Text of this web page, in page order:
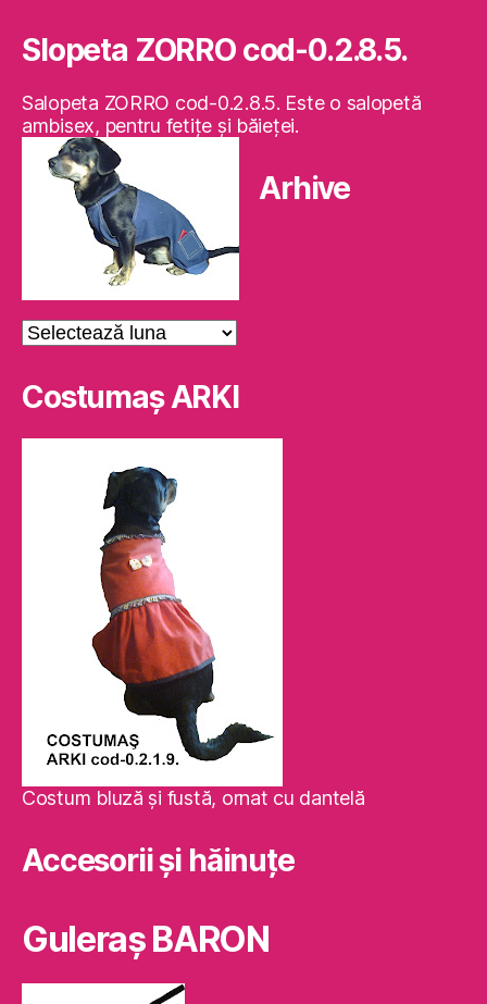
Slopeta ZORRO cod-0.2.8.5.
Salopeta ZORRO cod-0.2.8.5. Este o salopetă
ambisex, pentru fetiţe şi băieţei.
Arhive
Arhive
Costumaş ARKI
Costum bluză şi fustă, ornat cu dantelă
Accesorii și hăinuțe
Guleraş BARON